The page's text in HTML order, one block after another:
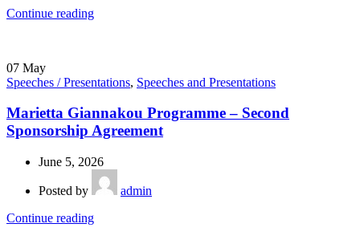
Continue reading
07 May
Speeches / Presentations, Speeches and Presentations
Marietta Giannakou Programme – Second
Sponsorship Agreement
June 5, 2026
Posted by
admin
Continue reading